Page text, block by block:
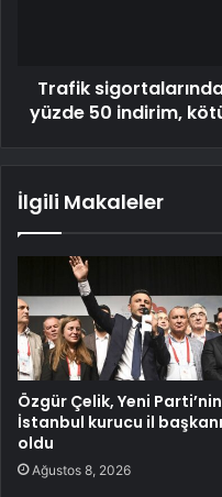
Trafik
yüzde 50 indirim,
İlgili Makaleler
Özgür Çelik, Yeni Parti’nin
İstanbul kurucu il başkanı
oldu
Ağustos 8, 2026